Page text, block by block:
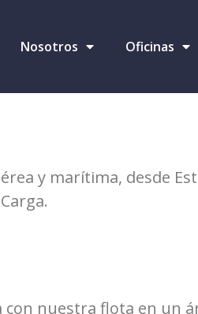
Nosotros Oficinas
y marítima, desde
con nuestra flota en un